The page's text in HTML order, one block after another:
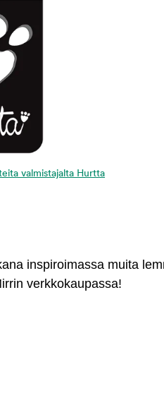
valmistajalta Hurtta
inspiroimassa muita
verkkokaupassa!